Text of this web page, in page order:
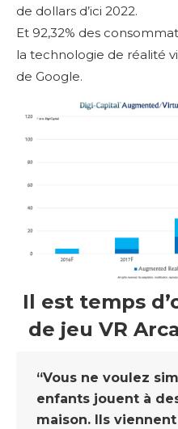
de dollars d’ici 2022.
Et 92,32% des
la technologie de réalité
de Google.
Il est temps
de jeu VR
“Vous ne voulez
enfants jouent à
maison. Ils